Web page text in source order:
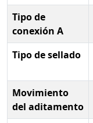
Tipo de
conexión A
Tipo de sellado
Movimiento
del aditamento